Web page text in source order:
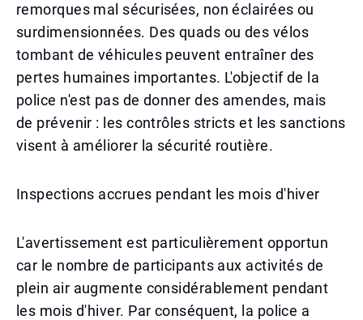
remorques mal sécurisées, non éclairées ou
surdimensionnées. Des quads ou des vélos
tombant de véhicules peuvent entraîner des
pertes humaines importantes. L'objectif de la
police n'est pas de donner des amendes, mais
de prévenir : les contrôles stricts et les sanctions
visent à améliorer la sécurité routière.
Inspections accrues pendant les mois d'hiver
L'avertissement est particulièrement opportun
car le nombre de participants aux activités de
plein air augmente considérablement pendant
les mois d'hiver. Par conséquent, la police a